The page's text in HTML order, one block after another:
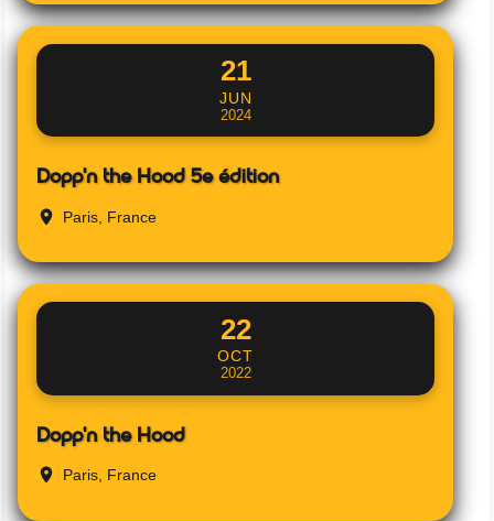
21
JUN
2024
Dopp'n the Hood 5e édition
Paris, France
22
OCT
2022
Dopp'n the Hood
Paris, France